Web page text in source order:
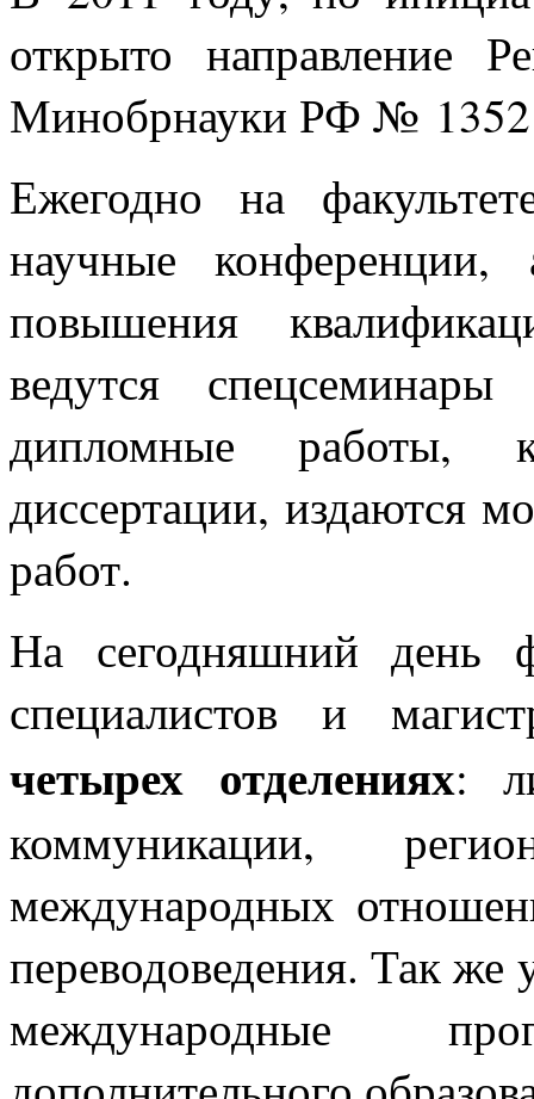
открыто направление
Минобрнауки РФ № 1352
Ежегодно на
научные
повышения
ведутся
дипломные работы,
диссертации, издаются
работ.
На сегодняшний день
специалистов и
четырех отделениях:
коммуникации,
международных
переводоведения. Так же
международные